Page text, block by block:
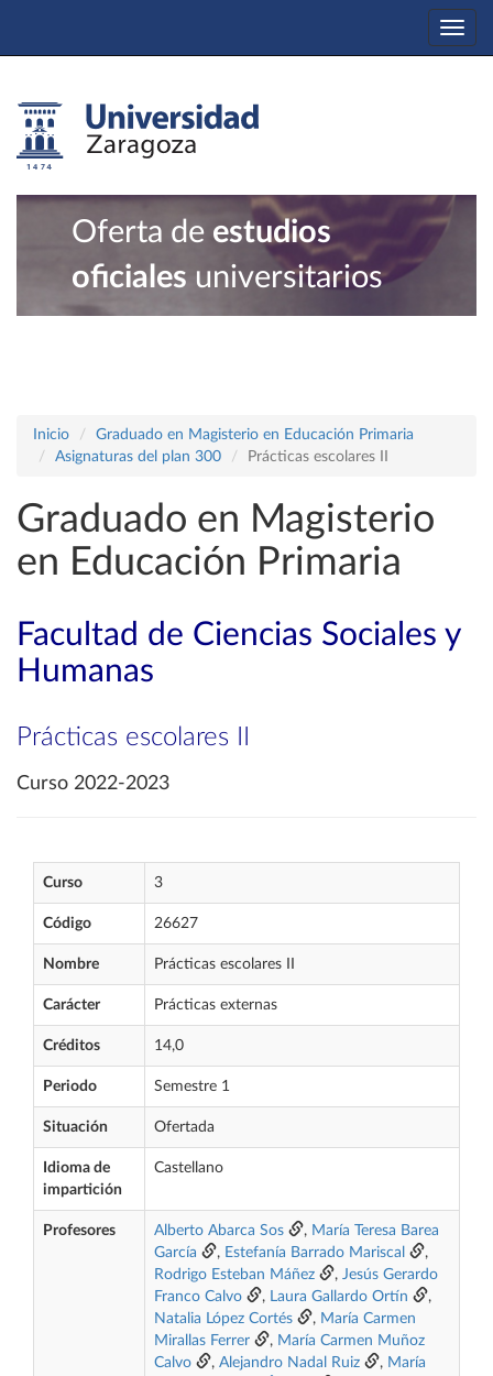
Oferta de estudios
oficiales universitarios
Inicio
Graduado en Magisterio en Educación Primaria
Asignaturas del plan 300
Prácticas escolares II
Graduado en Magisterio
en Educación Primaria
Facultad de Ciencias Sociales y
Humanas
Prácticas escolares II
Curso 2022-2023
Curso 3
Código 26627
Nombre Prácticas escolares II
Carácter Prácticas externas
Créditos 14,0
Periodo Semestre 1
Situación Ofertada
Idioma de
impartición
Castellano
Profesores Alberto Abarca Sos , María Teresa Barea
García
, Estefanía Barrado Mariscal
,
Rodrigo Esteban Máñez
, Jesús Gerardo
Franco Calvo
, Laura Gallardo Ortín
,
Natalia López Cortés
, María Carmen
Mirallas Ferrer
, María Carmen Muñoz
Calvo
, Alejandro Nadal Ruiz , María